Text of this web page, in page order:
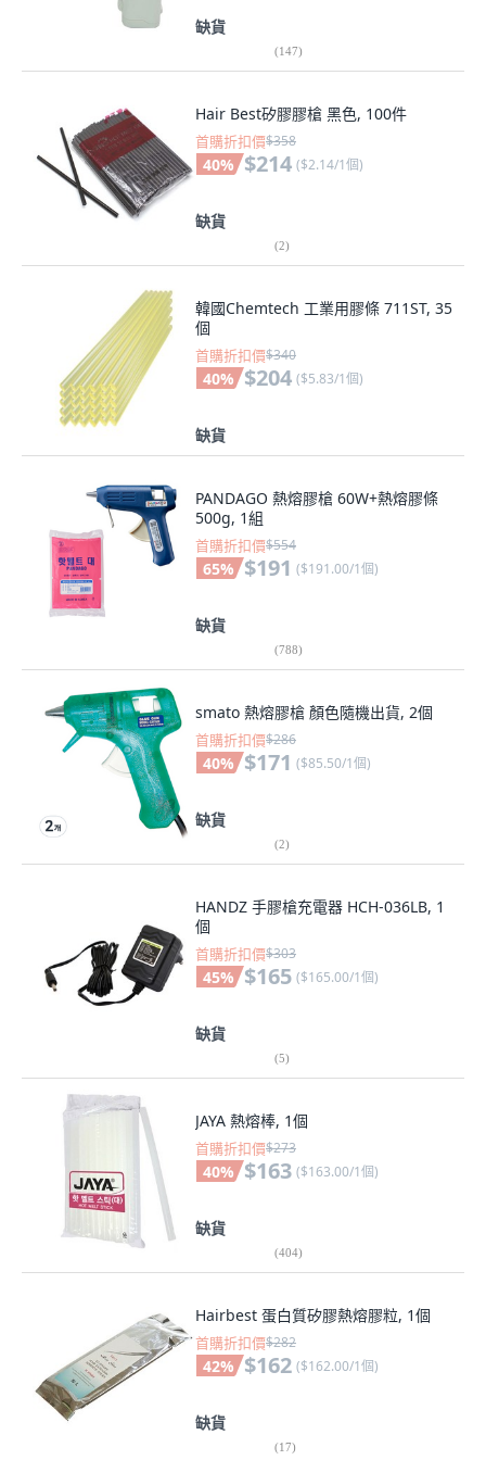
缺貨
(147)
Hair Best矽膠膠槍 黑色, 100件
首購折扣價$358
40% $214 ($2.14/1個)
缺貨
(2)
韓國Chemtech 工業用膠條 711ST, 35
個
首購折扣價$340
40% $204 ($5.83/1個)
缺貨
PANDAGO 熱熔膠槍 60W+熱熔膠條
500g, 1組
首購折扣價$554
65% $191 ($191.00/1個)
缺貨
(788)
smato 熱熔膠槍 顏色隨機出貨, 2個
首購折扣價$286
40% $171 ($85.50/1個)
缺貨
(2)
HANDZ 手膠槍充電器 HCH-036LB, 1
個
首購折扣價$303
45% $165 ($165.00/1個)
缺貨
(5)
JAYA 熱熔棒, 1個
首購折扣價$273
40% $163 ($163.00/1個)
缺貨
(404)
Hairbest 蛋白質矽膠熱熔膠粒, 1個
首購折扣價$282
42% $162 ($162.00/1個)
缺貨
(17)